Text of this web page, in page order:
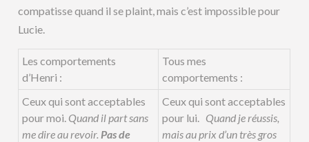
compatisse quand il se plaint, mais c’est impossible pour
Lucie.
Les comportements
d’Henri :
Tous mes
comportements :
Ceux qui sont acceptables
pour moi. Quand il part sans
me dire au revoir. Pas de
Ceux qui sont acceptables
pour lui. Quand je réussis,
mais au prix d’un très gros